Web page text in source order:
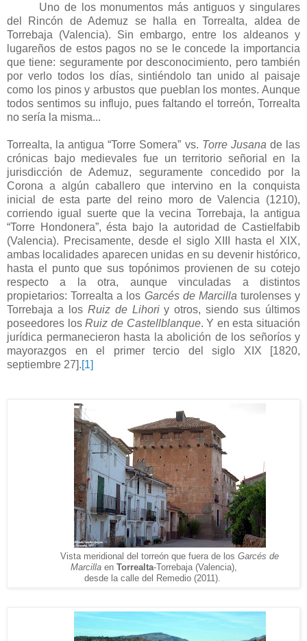
Uno de los monumentos más antiguos y singulares
del Rincón de Ademuz se halla en Torrealta, aldea de
Torrebaja (Valencia). Sin embargo, entre los aldeanos y
lugareños de estos pagos no se le concede la importancia
que tiene: seguramente por desconocimiento, pero también
por verlo todos los días, sintiéndolo tan unido al paisaje
como los pinos y arbustos que pueblan los montes. Aunque
todos sentimos su influjo, pues faltando el torreón, Torrealta
no sería la misma...
Torrealta, la antigua “Torre Somera” vs. Torre Jusana de las
crónicas bajo medievales fue un territorio señorial en la
jurisdicción de Ademuz, seguramente concedido por la
Corona a algún caballero que intervino en la conquista
inicial de esta parte del reino moro de Valencia (1210),
corriendo igual suerte que la vecina Torrebaja, la antigua
“Torre Hondonera”, ésta bajo la autoridad de Castielfabib
(Valencia). Precisamente, desde el siglo XIII hasta el XIX,
ambas localidades aparecen unidas en su devenir histórico,
hasta el punto que sus topónimos provienen de su cotejo
respecto a la otra, aunque vinculadas a distintos
propietarios: Torrealta a los Garcés de Marcilla turolenses y
Torrebaja a los Ruiz de Lihoriy otros, siendo sus últimos
poseedores losRuiz de Castellblanque. Y en esta situación
jurídica permanecieron hasta la abolición de los señoríos y
mayorazgos en el primer tercio del siglo XIX [1820,
septiembre 27].[1]
Vista meridional del torreón que fuera de losGarcés de
Marcillaen Torrealta-Torrebaja (Valencia),
desde la calle del Remedio (2011).